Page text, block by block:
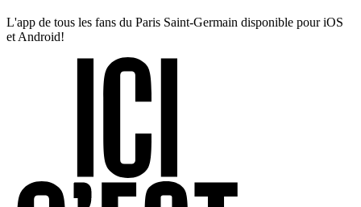
L'app de tous les fans du Paris Saint-Germain disponible pour iOS
et Android!